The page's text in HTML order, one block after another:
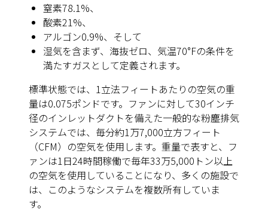
窒素78.1%、
酸素21%、
アルゴン0.9%、そして
湿気を含まず、海抜ゼロ、気温70°Fの条件を
満たすガスとして定義されます。
標準状態では、1立法フィートあたりの空気の重
量は0.075ポンドです。ファンに対して30インチ
径のインレットダクトを備えた一般的な粉塵排気
システムでは、毎分約1万7,000立方フィート
（CFM）の空気を使用します。重量で表すと、フ
ァンは1日24時間稼働で毎年33万5,000トン以上
の空気を使用していることになり、多くの施設で
は、このようなシステムを複数所有していま
す。